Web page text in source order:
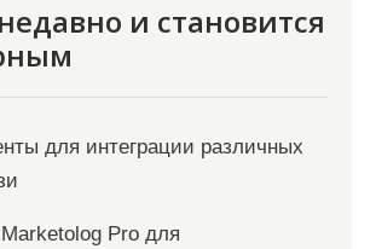
и становится
для интеграции различных
Pro для